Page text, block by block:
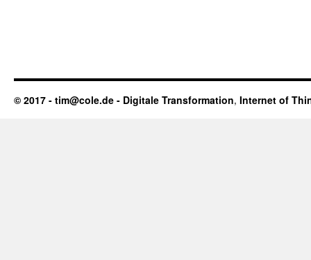
© 2017 - tim@cole.de - Digitale Transformation, Internet of